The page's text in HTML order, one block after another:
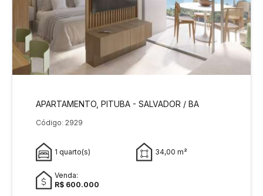
APARTAMENTO, PITUBA - SALVADOR / BA
Código: 2929
1 quarto(s) 34,00 m²
Venda:
R$ 600.000